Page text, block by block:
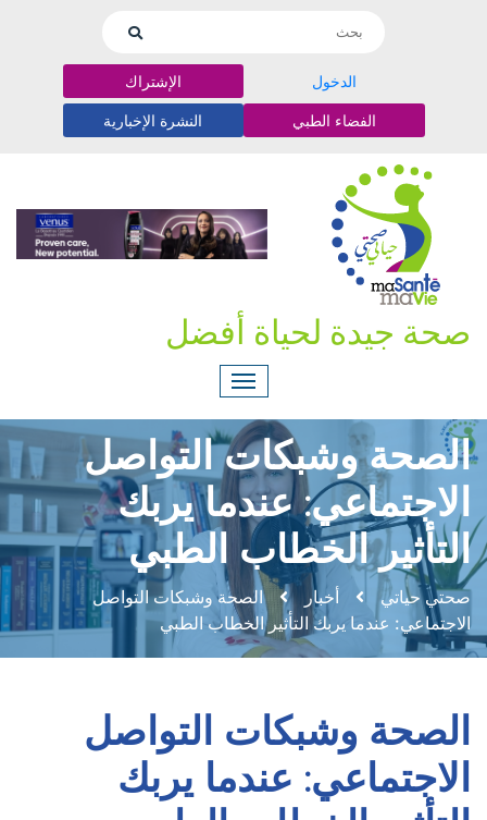
الدخول الإشتراك
الفضاء الطبي النشرة الإخبارية
صحة جيدة لحياة أفضل
الصحة وشبكات التواصل
الاجتماعي: عندما يربك
التأثير الخطاب الطبي
صحتي حياتي أخبار
الصحة وشبكات التواصل
الاجتماعي: عندما يربك التأثير الخطاب الطبي
الصحة وشبكات التواصل
الاجتماعي: عندما يربك